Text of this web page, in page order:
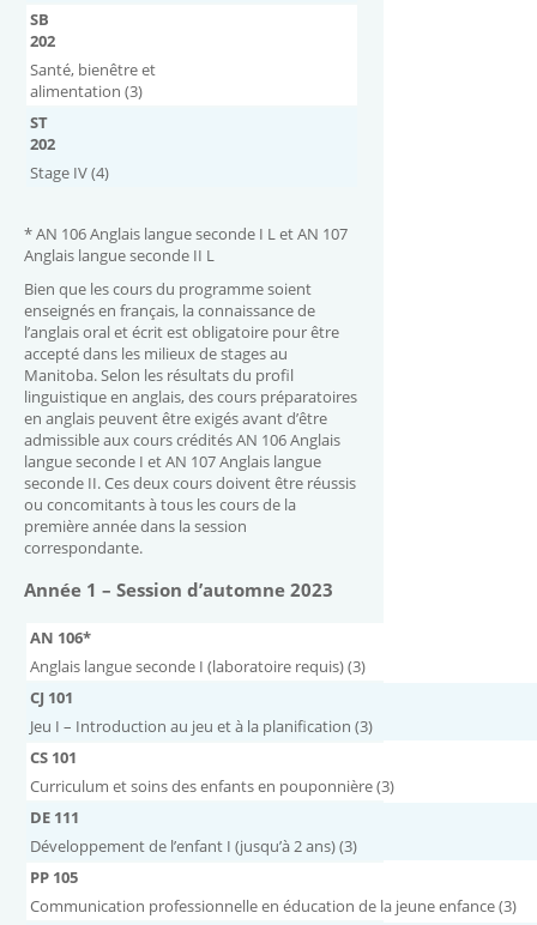
SB
202
Santé, bienêtre et
alimentation (3)
ST
202
Stage IV (4)
* AN 106 Anglais langue seconde I L et AN 107
Anglais langue seconde II L
Bien que les cours du programme soient
enseignés en français, la connaissance de
l’anglais oral et écrit est obligatoire pour être
accepté dans les milieux de stages au
Manitoba. Selon les résultats du profil
linguistique en anglais, des cours préparatoires
en anglais peuvent être exigés avant d’être
admissible aux cours crédités AN 106 Anglais
langue seconde I et AN 107 Anglais langue
seconde II. Ces deux cours doivent être réussis
ou concomitants à tous les cours de la
première année dans la session
correspondante.
Année 1 – Session d’automne 2023
AN 106*
Anglais langue seconde I (laboratoire requis) (3)
CJ 101
Jeu I – Introduction au jeu et à la planification (3)
CS 101
Curriculum et soins des enfants en pouponnière (3)
DE 111
Développement de l’enfant I (jusqu’à 2 ans) (3)
PP 105
Communication professionnelle en éducation de la jeune enfance (3)